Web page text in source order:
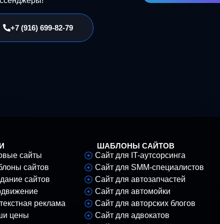
для вашего
шаблонность.
образ успешного
+7 (916) 699-82-79
сайты
сайтов
сайтов
реклама
цены
ШАБЛОНЫ САЙТОВ
Сайт для IT-аутсорсинга
Сайт для SMM-специалистов
Сайт для автозапчастей
Сайт для автомойки
Сайт для авторских блогов
Сайт для адвокатов